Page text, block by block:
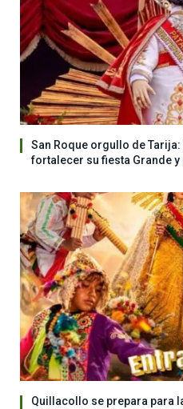
San Roque orgullo de
fortalecer su fiesta Grande
Quillacollo se prepara para